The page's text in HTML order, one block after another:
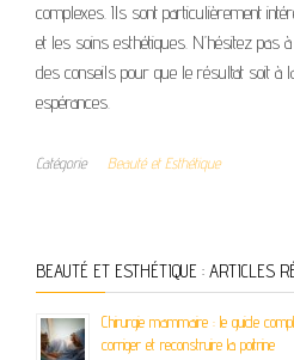
complexes. Ils sont particulièrement
et les soins esthétiques. N’hésitez pas
des conseils pour que le résultat soit à
espérances.
Catégorie Beauté et Esthétique
BEAUTÉ ET ESTHÉTIQUE : ARTICLES
Chirurgie mammaire : le guide
corriger et reconstruire la poitrine